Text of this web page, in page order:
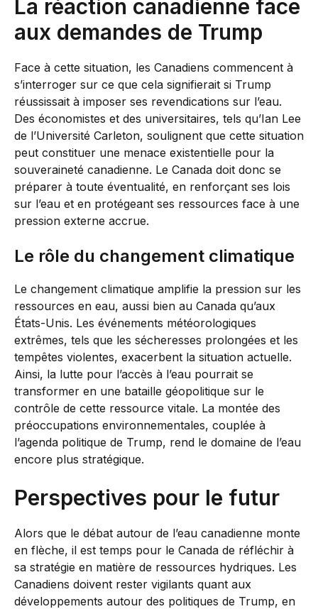
La réaction canadienne face
aux demandes de Trump
Face à cette situation, les Canadiens commencent à
s’interroger sur ce que cela signifierait si Trump
réussissait à imposer ses revendications sur l’eau.
Des économistes et des universitaires, tels qu’Ian Lee
de l’Université Carleton, soulignent que cette situation
peut constituer une menace existentielle pour la
souveraineté canadienne. Le Canada doit donc se
préparer à toute éventualité, en renforçant ses lois
sur l’eau et en protégeant ses ressources face à une
pression externe accrue.
Le rôle du changement climatique
Le changement climatique amplifie la pression sur les
ressources en eau, aussi bien au Canada qu’aux
États-Unis. Les événements météorologiques
extrêmes, tels que les sécheresses prolongées et les
tempêtes violentes, exacerbent la situation actuelle.
Ainsi, la lutte pour l’accès à l’eau pourrait se
transformer en une bataille géopolitique sur le
contrôle de cette ressource vitale. La montée des
préoccupations environnementales, couplée à
l’agenda politique de Trump, rend le domaine de l’eau
encore plus stratégique.
Perspectives pour le futur
Alors que le débat autour de l’eau canadienne monte
en flèche, il est temps pour le Canada de réfléchir à
sa stratégie en matière de ressources hydriques. Les
Canadiens doivent rester vigilants quant aux
développements autour des politiques de Trump, en